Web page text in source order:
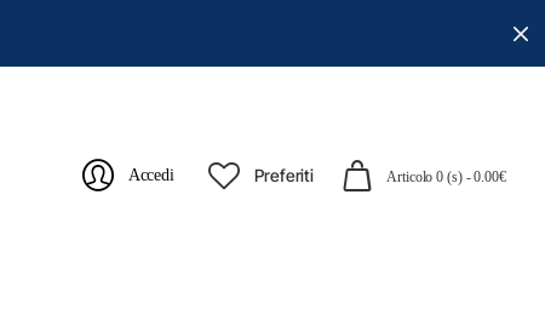
Accedi Preferiti Articolo 0 (s) - 0.00€